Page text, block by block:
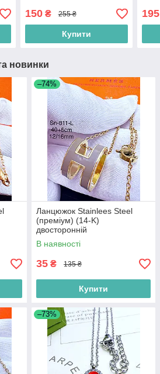
150₴ 255 ₴
Купити
195
новинки
–74%
Ланцюжок Stainlees Steel
(преміум) (14-K)
двосторонній
В наявності
35 ₴ 135 ₴
Купити
–73%